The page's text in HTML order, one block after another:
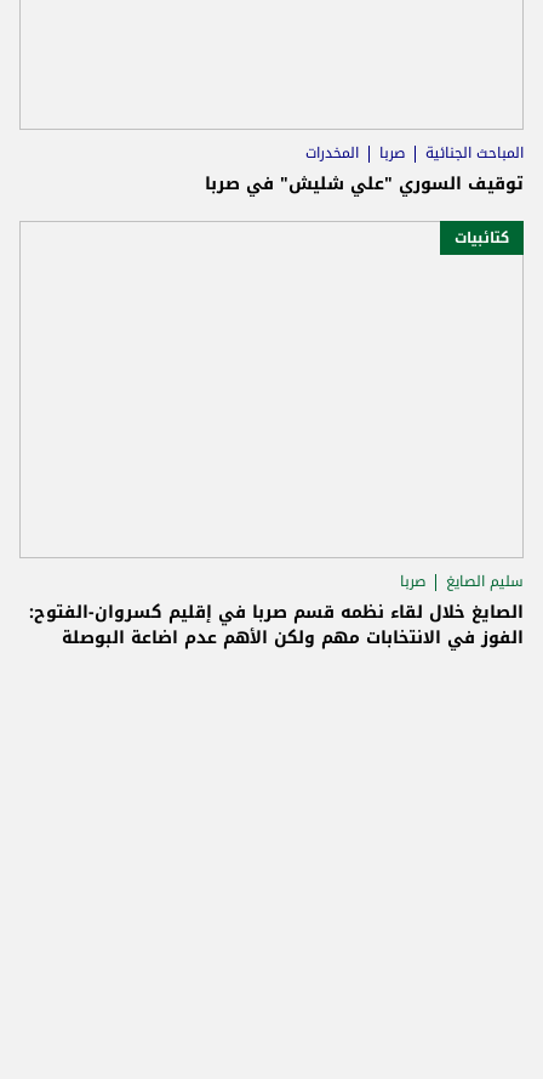
المباحث الجنائية صربا المخدرات
توقيف السوري "علي شليش" في صربا
كتائبيات
سليم الصايغ صربا
الصايغ خلال لقاء نظمه قسم صربا في إقليم كسروان-الفتوح:
الفوز في الانتخابات مهم ولكن الأهم عدم اضاعة البوصلة